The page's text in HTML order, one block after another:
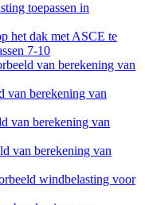
toepassen in
het dak met ASCE te
7-10
van berekening van
van berekening van
van berekening van
van berekening van
windbelasting voor